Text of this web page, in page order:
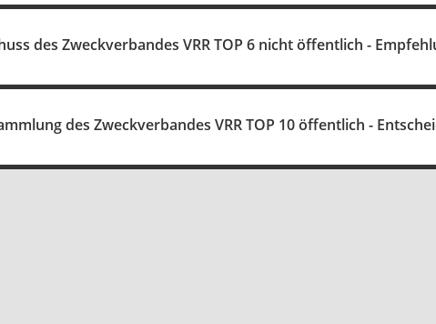
des Zweckverbandes VRR TOP 6 nicht öffentlich -
des Zweckverbandes VRR TOP 10 öffentlich -